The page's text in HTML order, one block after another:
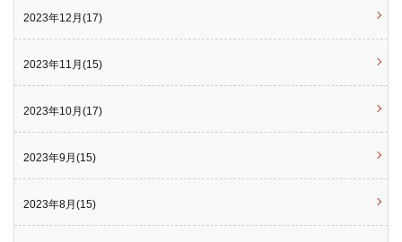
2023年12月(17)
2023年11月(15)
2023年10月(17)
2023年9月(15)
2023年8月(15)